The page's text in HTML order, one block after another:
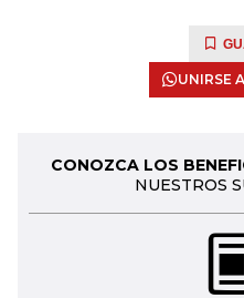
UNIRSE
CONOZCA LOS
NUESTROS